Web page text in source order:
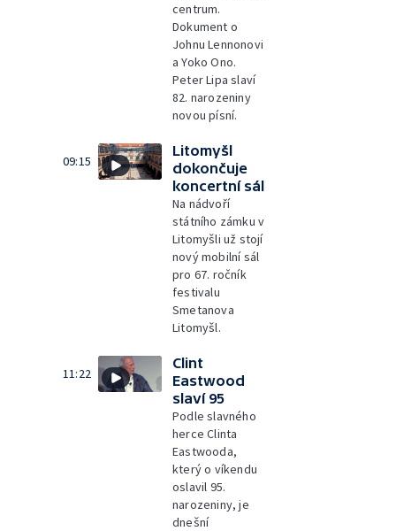
centrum.
Dokument o
Johnu Lennonovi
a Yoko Ono.
Peter Lipa slaví
82. narozeniny
novou písní.
09:15
Litomyšl
dokončuje
koncertní sál
Na nádvoří
státního zámku v
Litomyšli už stojí
nový mobilní sál
pro 67. ročník
festivalu
Smetanova
Litomyšl.
11:22
Clint
Eastwood
slaví 95
Podle slavného
herce Clinta
Eastwooda,
který o víkendu
oslavil 95.
narozeniny, je
dnešní